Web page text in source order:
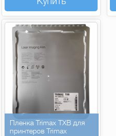
Пленка Trimax TXB для
принтеров Trimax